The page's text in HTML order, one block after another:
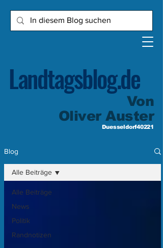
Landtagsblog.de
Von
Oliver Auster
Duesseldorf40221
Blog
Alle Beiträge
News
Politik
Randnotizen
Alle Beiträge